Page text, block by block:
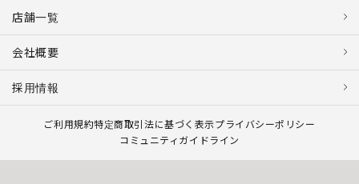
店舗一覧
会社概要
採用情報
ご利用規約特定商取引法に基づく表示プライバシーポリシー
コミュニティガイドライン